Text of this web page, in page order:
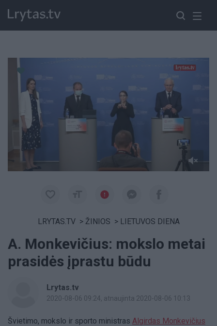
LRYTAS.TV > ŽINIOS > LIETUVOS DIENA
A. Monkevičius: mokslo metai
prasidės įprastu būdu
Lrytas.tv
2020-08-06 09:24, atnaujinta 2020-08-06 10:13
Švietimo, mokslo ir sporto ministras Algirdas Monkevičius